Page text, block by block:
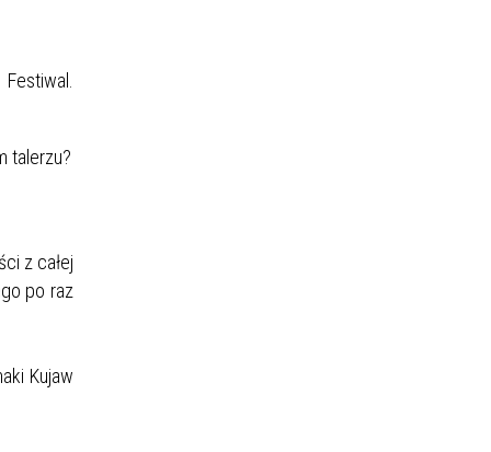
talerzu?
z całej
po raz
Kujaw